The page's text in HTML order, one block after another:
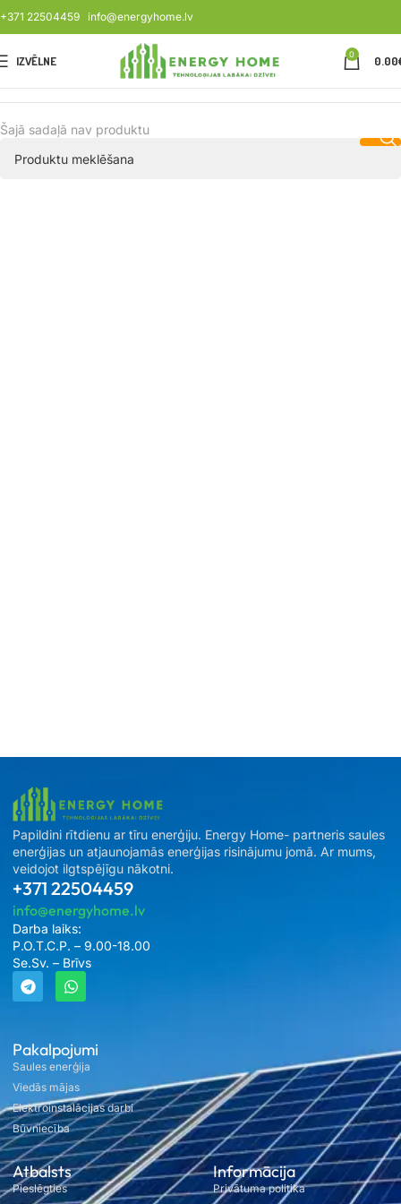
+371 22504459 info@energyhome.lv
IZVĒLNE 0 0.00
Šajā sadaļā nav produktu
Pakalpojumi
Saules enerģija
Viedās mājas
Elektroinstalācijas darbi
Būvniecība
Atbalsts
Pieslēgties
Informācija
Privātuma politika
Papildini rītdienu ar tīru enerģiju. Energy Home- partneris saules
enerģijas un atjaunojamās enerģijas risinājumu jomā. Ar mums,
veidojot ilgtspējīgu nākotni.
+371 22504459
info@energyhome.lv
Darba laiks:
P.O.T.C.P. – 9.00-18.00
Se.Sv. – Brīvs